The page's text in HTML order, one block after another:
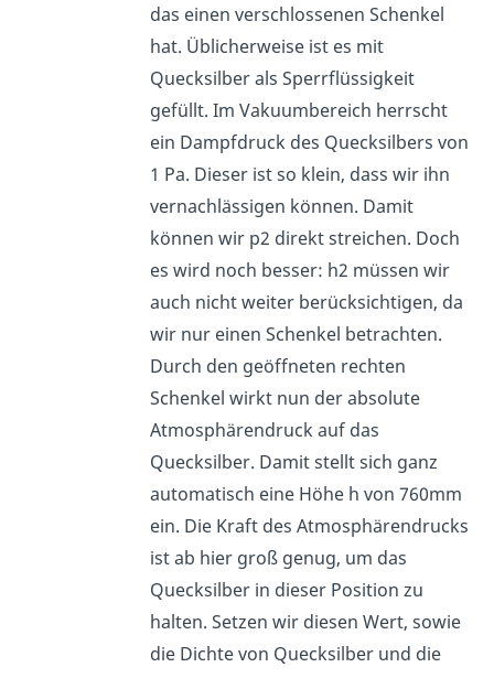
das einen verschlossenen Schenkel
hat. Üblicherweise ist es mit
Quecksilber als Sperrflüssigkeit
gefüllt. Im Vakuumbereich herrscht
ein Dampfdruck des Quecksilbers von
1 Pa. Dieser ist so klein, dass wir ihn
vernachlässigen können. Damit
können wir p2 direkt streichen. Doch
es wird noch besser: h2 müssen wir
auch nicht weiter berücksichtigen, da
wir nur einen Schenkel betrachten.
Durch den geöffneten rechten
Schenkel wirkt nun der absolute
Atmosphärendruck auf das
Quecksilber. Damit stellt sich ganz
automatisch eine Höhe h von 760mm
ein. Die Kraft des Atmosphärendrucks
ist ab hier groß genug, um das
Quecksilber in dieser Position zu
halten. Setzen wir diesen Wert, sowie
die Dichte von Quecksilber und die